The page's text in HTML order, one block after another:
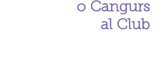
o Cangurs
al Club